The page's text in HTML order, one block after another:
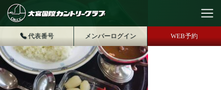
代表番号 メンバーログイン WEB予約